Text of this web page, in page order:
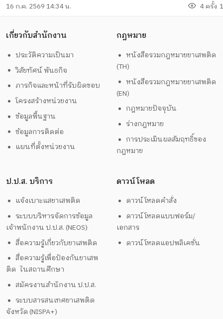
16 ก.ค. 2569 14:34 น. 4 ครั้ง
เกี่ยวกับสำนักงาน
ประวัติความเป็นมา
วิสัยทัศน์ พันธกิจ
ภารกิจและหน้าที่รับผิดชอบ
โครงสร้างหน่วยงาน
ข้อมูลพื้นฐาน
ข้อมูลการติดต่อ
แผนที่ตั้งหน่วยงาน
กฎหมาย
หนังสือรวมกฎหมายยาเสพติด
(TH)
หนังสือรวมกฎหมายยาเสพติด
(EN)
กฎหมายปัจจุบัน
ร่างกฎหมาย
การประเมินผลสัมฤทธิ์ของ
กฎหมาย
ป.ป.ส. บริการ
แจ้งเบาะแสยาเสพติด
ระบบบริหารจัดการข้อมูล
เจ้าพนักงาน ป.ป.ส. (NEOS)
สื่อความรู้เกี่ยวกับยาเสพติด
สื่อความรู้เพื่อป้องกันยาเสพ
ติด ในสถานศึกษา
สมัครงานสำนักงาน ป.ป.ส.
ระบบสารสนเทศยาเสพติด
จังหวัด (NISPA+)
ดาวน์โหลด
ดาวน์โหลดคำสั่ง
ดาวน์โหลดแบบฟอร์ม/
เอกสาร
ดาวน์โหลดแอปพลิเคชั่น